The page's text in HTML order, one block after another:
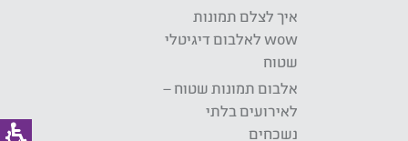
איך לצלם תמונות
wow לאלבום דיגיטלי
שטוח
אלבום תמונות שטוח –
לאירועים בלתי
נשכחים